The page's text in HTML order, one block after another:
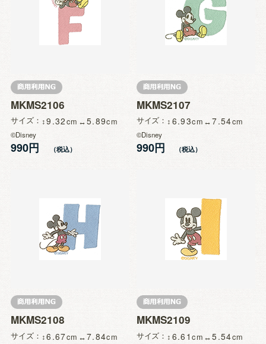
MKMS2106
サイズ 9.32 5.89
©Disney
990円
MKMS2107
サイズ 6.93 7.54
©Disney
990円
MKMS2108
サイズ 6.67 7.84
MKMS2109
サイズ 6.61 5.54